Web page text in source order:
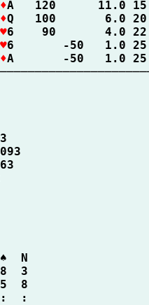
♦A   120      11.0
♦Q   100       6.0
♥6    90       4.0
♥6       -50   1.0
♦A       -50   1.0
A863
Q2
N
8  3
4  5  8
:  :